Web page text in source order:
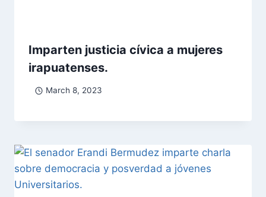
Imparten justicia cívica a mujeres
irapuatenses.
March 8, 2023